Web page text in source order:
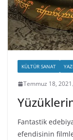
KÜLTÜR SANAT
Temmuz 18, 2021
Fantastik
efendisinin